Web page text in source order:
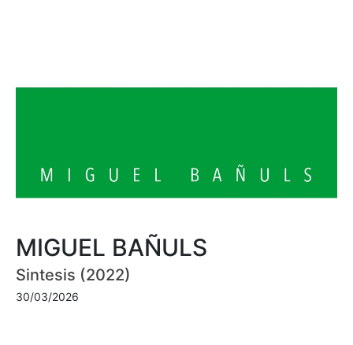
MIGUEL BAÑULS
Sintesis (2022)
30/03/2026